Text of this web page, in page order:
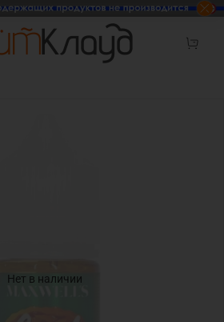
Нет в наличии